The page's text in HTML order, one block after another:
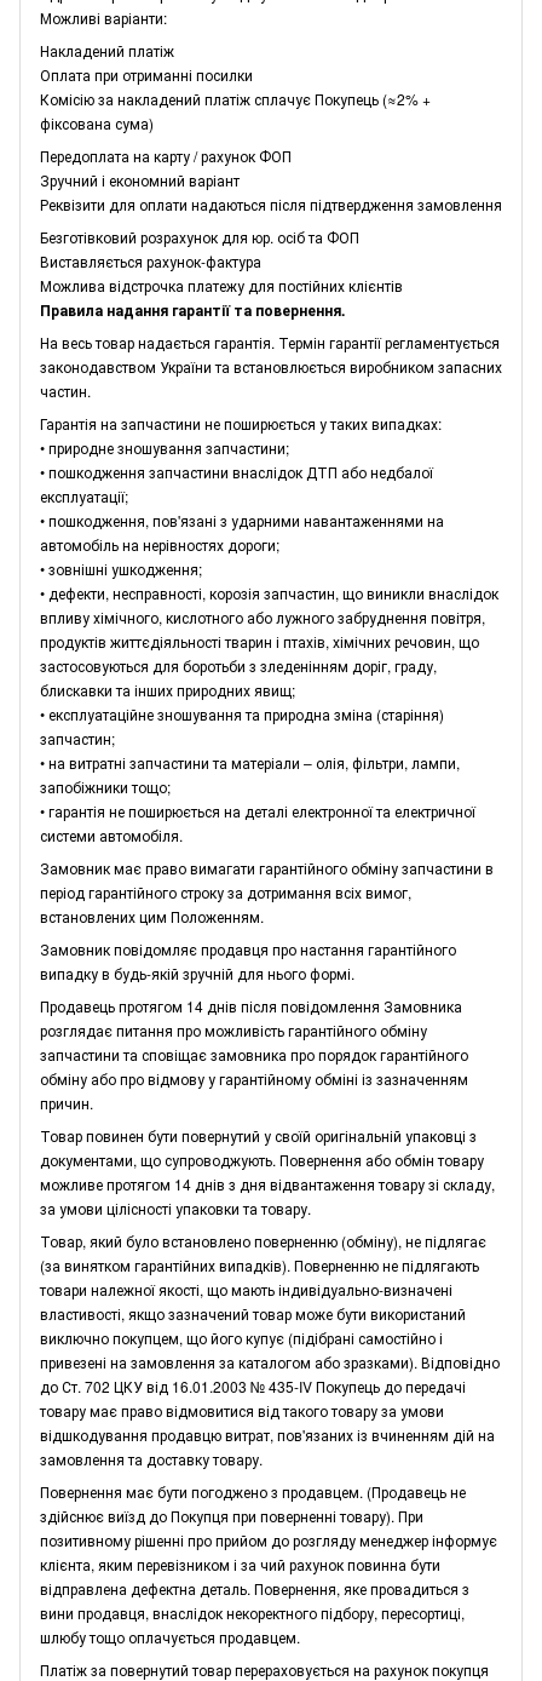
Можливі варіанти:
Накладений платіж
Оплата при отриманні посилки
Комісію за накладений платіж сплачує Покупець (≈2% +
фіксована сума)
Передоплата на карту / рахунок ФОП
Зручний і економний варіант
Реквізити для оплати надаються після підтвердження замовлення
Безготівковий розрахунок для юр. осіб та ФОП
Виставляється рахунок-фактура
Можлива відстрочка платежу для постійних клієнтів
Правила надання гарантії та повернення.
На весь товар надається гарантія. Термін гарантії регламентується
законодавством України та встановлюється виробником запасних
частин.
Гарантія на запчастини не поширюється у таких випадках:
• природне зношування запчастини;
• пошкодження запчастини внаслідок ДТП або недбалої
експлуатації;
• пошкодження, пов'язані з ударними навантаженнями на
автомобіль на нерівностях дороги;
• зовнішні ушкодження;
• дефекти, несправності, корозія запчастин, що виникли внаслідок
впливу хімічного, кислотного або лужного забруднення повітря,
продуктів життєдіяльності тварин і птахів, хімічних речовин, що
застосовуються для боротьби з зледенінням доріг, граду,
блискавки та інших природних явищ;
• експлуатаційне зношування та природна зміна (старіння)
запчастин;
• на витратні запчастини та матеріали – олія, фільтри, лампи,
запобіжники тощо;
• гарантія не поширюється на деталі електронної та електричної
системи автомобіля.
Замовник має право вимагати гарантійного обміну запчастини в
період гарантійного строку за дотримання всіх вимог,
встановлених цим Положенням.
Замовник повідомляє продавця про настання гарантійного
випадку в будь-якій зручній для нього формі.
Продавець протягом 14 днів після повідомлення Замовника
розглядає питання про можливість гарантійного обміну
запчастини та сповіщає замовника про порядок гарантійного
обміну або про відмову у гарантійному обміні із зазначенням
причин.
Товар повинен бути повернутий у своїй оригінальній упаковці з
документами, що супроводжують. Повернення або обмін товару
можливе протягом 14 днів з дня відвантаження товару зі складу,
за умови цілісності упаковки та товару.
Товар, який було встановлено поверненню (обміну), не підлягає
(за винятком гарантійних випадків). Поверненню не підлягають
товари належної якості, що мають індивідуально-визначені
властивості, якщо зазначений товар може бути використаний
виключно покупцем, що його купує (підібрані самостійно і
привезені на замовлення за каталогом або зразками). Відповідно
до Ст. 702 ЦКУ від 16.01.2003 № 435-IV Покупець до передачі
товару має право відмовитися від такого товару за умови
відшкодування продавцю витрат, пов'язаних із вчиненням дій на
замовлення та доставку товару.
Повернення має бути погоджено з продавцем. (Продавець не
здійснює виїзд до Покупця при поверненні товару). При
позитивному рішенні про прийом до розгляду менеджер інформує
клієнта, яким перевізником і за чий рахунок повинна бути
відправлена дефектна деталь. Повернення, яке провадиться з
вини продавця, внаслідок некоректного підбору, пересортиці,
шлюбу тощо оплачується продавцем.
Платіж за повернутий товар перераховується на рахунок покупця